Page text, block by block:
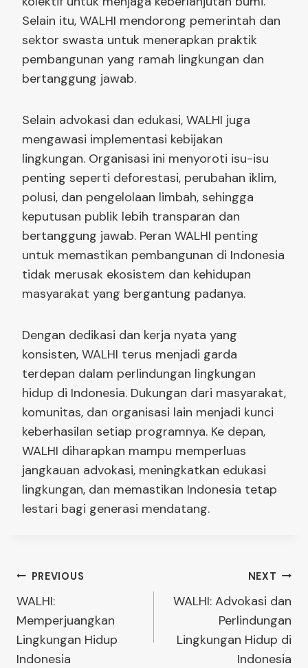
Selain itu, WALHI mendorong pemerintah dan
sektor swasta untuk menerapkan praktik
pembangunan yang ramah lingkungan dan
bertanggung jawab.
Selain advokasi dan edukasi, WALHI juga
mengawasi implementasi kebijakan
lingkungan. Organisasi ini menyoroti isu-isu
penting seperti deforestasi, perubahan iklim,
polusi, dan pengelolaan limbah, sehingga
keputusan publik lebih transparan dan
bertanggung jawab. Peran WALHI penting
untuk memastikan pembangunan di Indonesia
tidak merusak ekosistem dan kehidupan
masyarakat yang bergantung padanya.
Dengan dedikasi dan kerja nyata yang
konsisten, WALHI terus menjadi garda
terdepan dalam perlindungan lingkungan
hidup di Indonesia. Dukungan dari masyarakat,
komunitas, dan organisasi lain menjadi kunci
keberhasilan setiap programnya. Ke depan,
WALHI diharapkan mampu memperluas
jangkauan advokasi, meningkatkan edukasi
lingkungan, dan memastikan Indonesia tetap
lestari bagi generasi mendatang.
Post
navigation
PREVIOUS
WALHI:
Memperjuangkan
Lingkungan Hidup
Indonesia
NEXT
WALHI: Advokasi dan
Perlindungan
Lingkungan Hidup di
Indonesia